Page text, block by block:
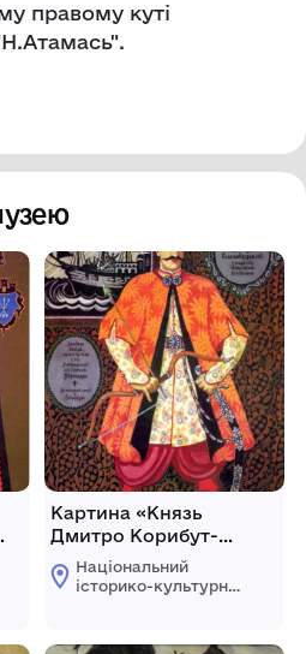
правому куті
Картина «Князь
Дмитро Корибут-
Вишнивецький
староста Черкаський
Національний
історико-культурний